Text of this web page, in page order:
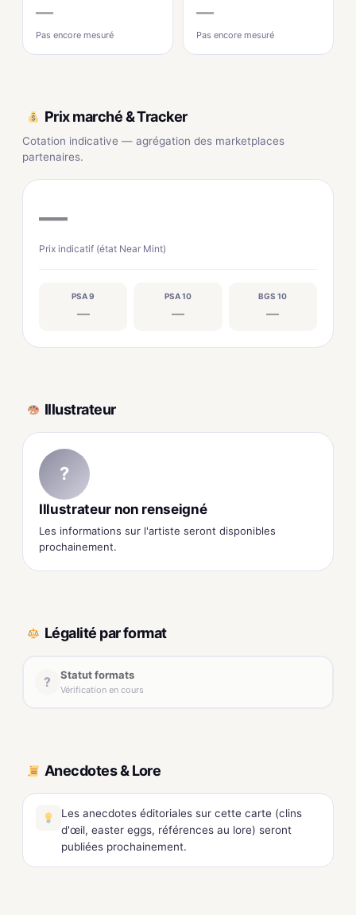
—
Pas encore mesuré
—
Pas encore mesuré
Prix marché & Tracker
Cotation indicative — agrégation des marketplaces
partenaires.
—
Prix indicatif (état Near Mint)
PSA 9
—
PSA 10
—
BGS 10
—
Illustrateur
?
Illustrateur non renseigné
Les informations sur l'artiste seront disponibles
prochainement.
Légalité par format
? Statut formats
Vérification en cours
Anecdotes & Lore
Les anecdotes éditoriales sur cette carte (clins
d'œil, easter eggs, références au lore) seront
publiées prochainement.